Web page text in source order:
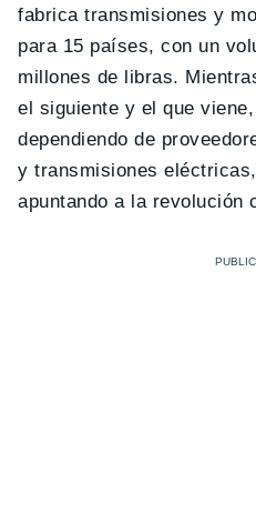
fabrica transmisiones y
para 15 países, con un
millones de libras.
el siguiente y el que
dependiendo de
y transmisiones
apuntando a la revolución